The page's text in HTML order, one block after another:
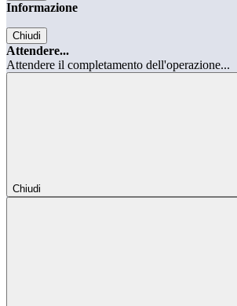
Informazione
Chiudi
Attendere...
Attendere il completamento dell'operazione...
Chiudi